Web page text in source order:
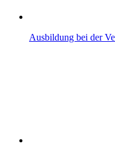
Ausbildung bei der